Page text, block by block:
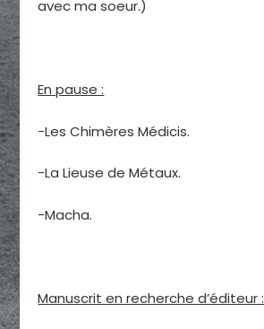
avec ma soeur.)
En pause :
-Les Chimères Médicis.
-La Lieuse de Métaux.
-Macha.
Manuscrit en recherche d’éditeur :